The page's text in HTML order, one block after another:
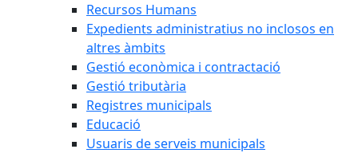
Recursos Humans
Expedients administratius no inclosos en
altres àmbits
Gestió econòmica i contractació
Gestió tributària
Registres municipals
Educació
Usuaris de serveis municipals